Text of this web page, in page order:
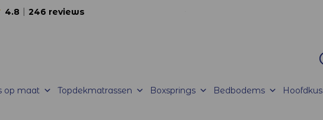
4.8 246 reviewskorte productietijden |
op maat Topdekmatrassen Boxsprings Bedbodems